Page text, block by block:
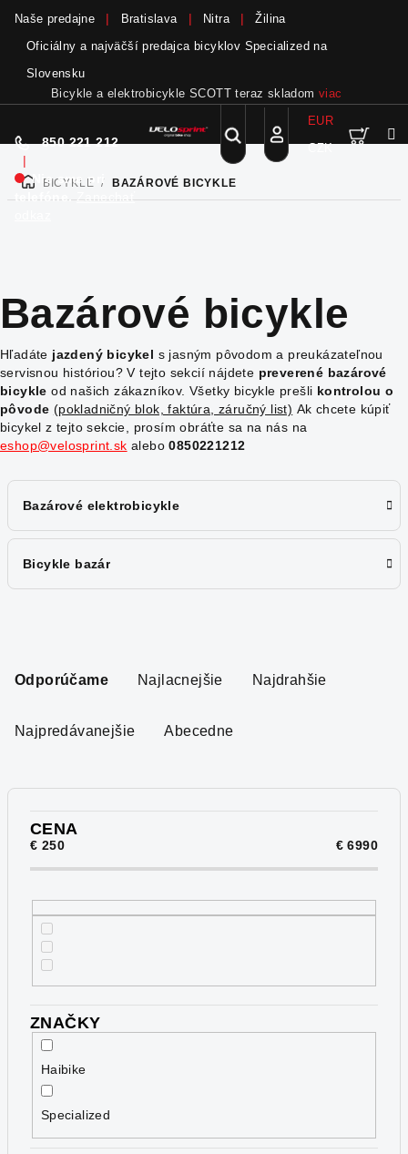
obsah
Naše predajne Bratislava Nitra
Žilina
Oficiálny a najväčší predajca bicyklov Specialized na
Slovensku
Bicykle a elektrobicykle SCOTT teraz skladom viac
850 221 212
|
Nie sme pri
telefóne.Zanechať
Hľadať
Prihlásenie
EUR
CZK
DOMOVBICYKLE / BAZÁROVÉ BICYKLE
Bazárové bicykle
Hľadáte jazdený bicykel s jasným pôvodom a preukázateľnou
servisnou históriou? V tejto sekcií nájdete preverené bazárové
bicykle od našich zákazníkov. Všetky bicykle prešli kontrolou o
pôvode (pokladničný blok, faktúra, záručný list) Ak chcete kúpiť
bicykel z tejto sekcie, prosím obráťte sa na nás na
eshop@velosprint.sk alebo0850221212
Bazárové elektrobicykle
Bicykle bazár
Odporúčame Najlacnejšie Najdrahšie
Najpredávanejšie Abecedne
CENA
€ 250 €6990
ZNAČKY
Haibike
Specialized